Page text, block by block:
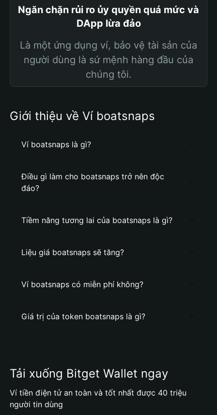
Ngăn chặn rủi ro ủy quyền quá mức và
DApp lừa đảo
Là một ứng dụng ví, bảo vệ tài sản của
người dùng là sứ mệnh hàng đầu của
chúng tôi.
Giới thiệu về Ví boatsnaps
Ví boatsnaps là gì?
Điều gì làm cho boatsnaps trở nên độc
đáo?
Tiềm năng tương lai của boatsnaps là gì?
Liệu giá boatsnaps sẽ tăng?
Ví boatsnaps có miễn phí không?
Giá trị của token boatsnaps là gì?
Tải xuống Bitget Wallet ngay
Ví tiền điện tử an toàn và tốt nhất được 40 triệu
người tin dùng